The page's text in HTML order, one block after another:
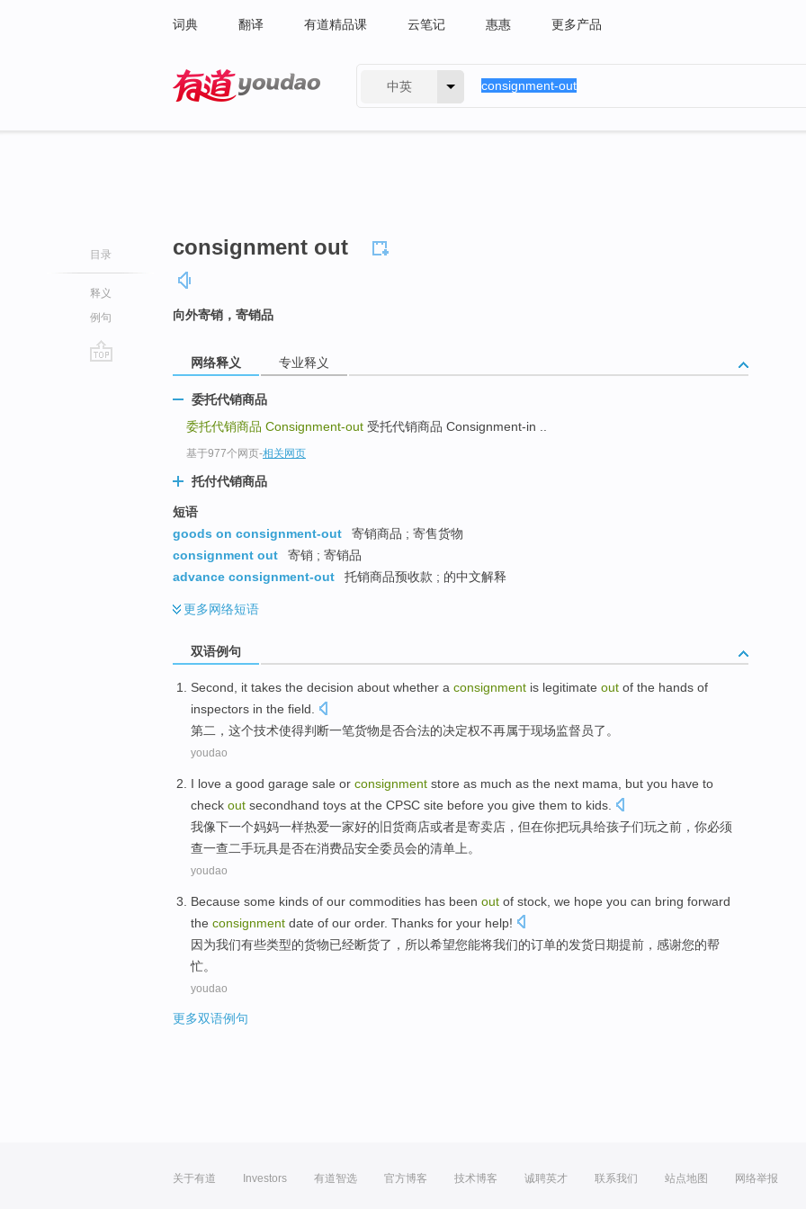
词典 翻译 有道精品课 云笔记 惠惠 更多产品
中英
目录
释义
例句
consignment out
向外寄销，寄销品
网络释义 专业释义
委托代销商品
委托代销商品 Consignment-out 受托代销商品 Consignment-in ..
基于977个网页-相关网页
托付代销商品
短语
goods on consignment-out
寄销商品 ; 寄售货物
consignment out
寄销 ; 寄销品
advance consignment-out
托销商品预收款 ; 的中文解释
更多网络短语
双语例句
Second it takes the decision about whether a consignment is legitimate out of the hands of
inspectors in the field
第二 ， 这个技术使得判断一笔货物是否合法的决定权不再属于现场监督员了。
youdao
I love a good garage sale or consignment store as much as the next mama but you have to
check out secondhand toys at the CPSC site before you give them to kids
我像下一个妈妈一样热爱一家好的 旧货商店或者是寄卖店， 但在你把玩具给孩子们玩之前 ，你必须
查一查二手玩具是否在消费品安全委员会的清单上。
youdao
Because some kinds of our commodities has been out of stock we hope you can bring forward
the consignment date of our order. Thanks for your help!
因为我们有些类型的货物已经断货了， 所以希望您能将我们的订单的发货日期提前 ， 感谢您的帮
忙。
youdao
更多双语例句
关于有道 Investors 有道智选 官方博客 技术博客 诚聘英才 联系我们 站点地图 网络举报